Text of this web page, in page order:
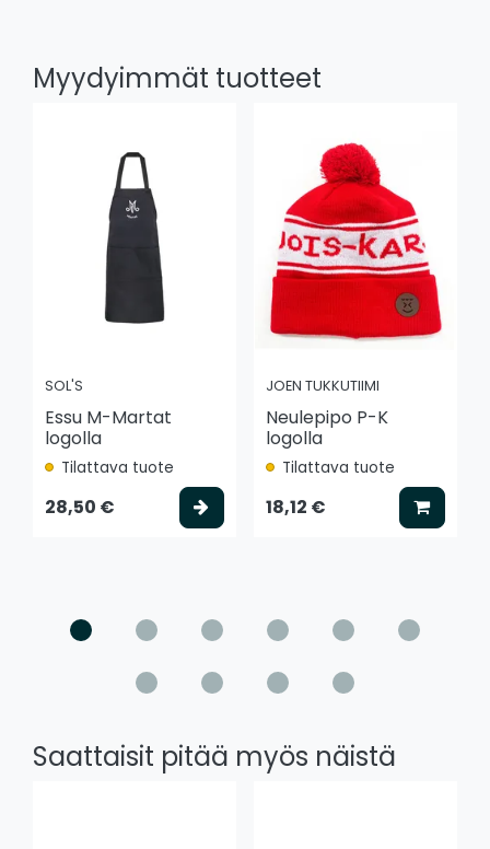
Myydyimmät tuotteet
SOL'S
Essu M-Martat
logolla
Tilattava tuote
28,50 € Valitse vaihtoehto
JOEN TUKKUTIIMI
Neulepipo P-K
logolla
Tilattava tuote
18,12 € Lisää
Saattaisit pitää myös näistä